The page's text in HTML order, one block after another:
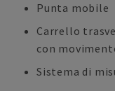
Punta mobile
Carrello
con
Sistema di